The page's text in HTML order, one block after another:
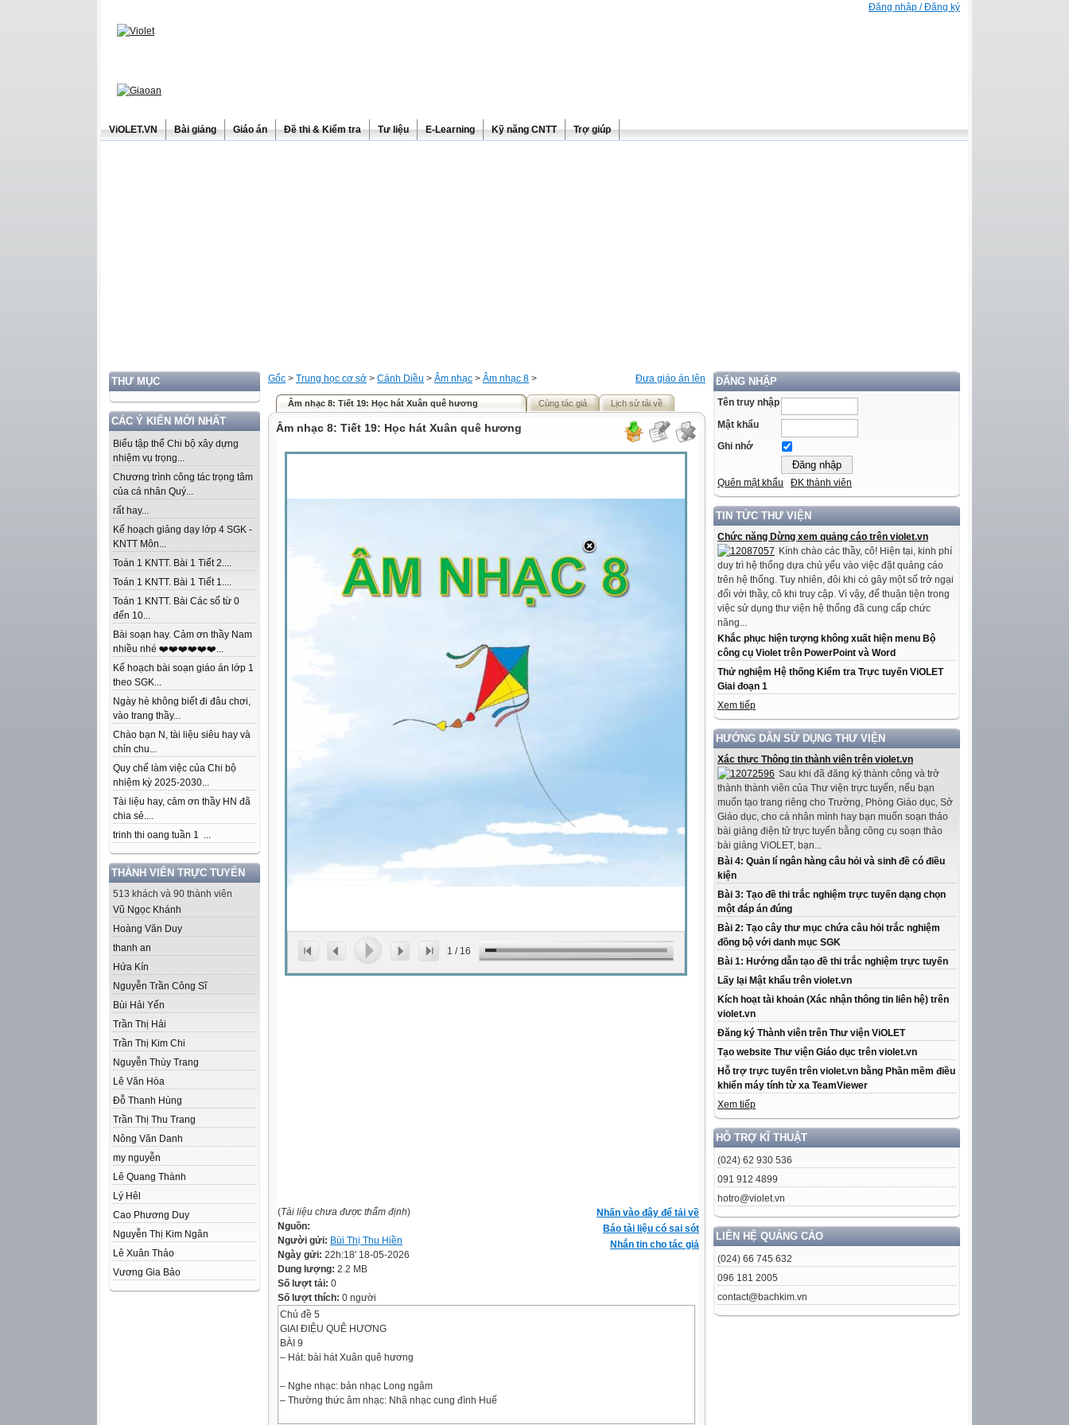
Đăng nhập / Đăng ký
ViOLET.VN Bài giảng Giáo án Đề thi & Kiểm tra Tư liệu E-Learning Kỹ năng CNTT Trợ giúp
THƯ MỤC
CÁC Ý KIẾN MỚI NHẤT
Biểu tập thể Chi bộ xây dựng
nhiệm vụ trọng...
Chương trình công tác trọng tâm
của cá nhân Quý...
rất hay...
Kế hoạch giảng dạy lớp 4 SGK -
KNTT Môn...
Toán 1 KNTT. Bài 1 Tiết 2....
Toán 1 KNTT. Bài 1 Tiết 1....
Toán 1 KNTT. Bài Các số từ 0
đến 10...
Bài soạn hay. Cảm ơn thầy Nam
nhiều nhé ❤️❤️❤️❤️❤️❤️...
Kế hoạch bài soạn giáo án lớp 1
theo SGK...
Ngày hè không biết đi đâu chơi,
vào trang thầy...
Chào bạn N, tài liệu siêu hay và
chỉn chu...
Quy chế làm việc của Chi bộ
nhiệm kỳ 2025-2030...
Tài liệu hay, cảm ơn thầy HN đã
chia sẻ....
trinh thi oang tuần 1 ...
THÀNH VIÊN TRỰC TUYẾN
513 khách và 90 thành viên
Vũ Ngọc Khánh
Hoàng Văn Duy
thanh an
Hứa Kín
Nguyễn Trần Công Sĩ
Bùi Hải Yến
Trần Thị Hải
Trần Thị Kim Chi
Nguyễn Thùy Trang
Lê Văn Hòa
Đỗ Thanh Hùng
Trần Thị Thu Trang
Nông Văn Danh
my nguyễn
Lê Quang Thành
Lý Hêl
Cao Phương Duy
Nguyễn Thị Kim Ngân
Lê Xuân Thảo
Vương Gia Bảo
ĐĂNG NHẬP
Tên truy nhập
Mật khẩu
Ghi nhớ
Quên mật khẩu ĐK thành viên
TIN TỨC THƯ VIỆN
Chức năng Dừng xem quảng cáo trên violet.vn
Kính chào các thầy, cô! Hiện tại, kinh phí
duy trì hệ thống dựa chủ yếu vào việc đặt quảng cáo
trên hệ thống. Tuy nhiên, đôi khi có gây một số trở ngại
đối với thầy, cô khi truy cập. Vì vậy, để thuận tiện trong
việc sử dụng thư viện hệ thống đã cung cấp chức
năng...
Khắc phục hiện tượng không xuất hiện menu Bộ
công cụ Violet trên PowerPoint và Word
Thử nghiệm Hệ thống Kiểm tra Trực tuyến ViOLET
Giai đoạn 1
Xem tiếp
HƯỚNG DẪN SỬ DỤNG THƯ VIỆN
Xác thực Thông tin thành viên trên violet.vn
Sau khi đã đăng ký thành công và trở
thành thành viên của Thư viện trực tuyến, nếu bạn
muốn tạo trang riêng cho Trường, Phòng Giáo dục, Sở
Giáo dục, cho cá nhân mình hay bạn muốn soạn thảo
bài giảng điện tử trực tuyến bằng công cụ soạn thảo
bài giảng ViOLET, bạn...
Bài 4: Quản lí ngân hàng câu hỏi và sinh đề có điều
kiện
Bài 3: Tạo đề thi trắc nghiệm trực tuyến dạng chọn
một đáp án đúng
Bài 2: Tạo cây thư mục chứa câu hỏi trắc nghiệm
đồng bộ với danh mục SGK
Bài 1: Hướng dẫn tạo đề thi trắc nghiệm trực tuyến
Lấy lại Mật khẩu trên violet.vn
Kích hoạt tài khoản (Xác nhận thông tin liên hệ) trên
violet.vn
Đăng ký Thành viên trên Thư viện ViOLET
Tạo website Thư viện Giáo dục trên violet.vn
Hỗ trợ trực tuyến trên violet.vn bằng Phần mềm điều
khiển máy tính từ xa TeamViewer
Xem tiếp
HỖ TRỢ KĨ THUẬT
(024) 62 930 536
091 912 4899
hotro@violet.vn
LIÊN HỆ QUẢNG CÁO
(024) 66 745 632
096 181 2005
contact@bachkim.vn
Đưa giáo án lên
Gốc > Trung học cơ sở > Cánh Diều > Âm nhạc > Âm nhạc 8 >
Âm nhạc 8: Tiết 19: Học hát Xuân quê hương Cùng tác giả Lịch sử tải về
Âm nhạc 8: Tiết 19: Học hát Xuân quê hương
1 / 16
Nhấn vào đây để tải về
Báo tài liệu có sai sót
Nhắn tin cho tác giả
(Tài liệu chưa được thẩm định)
Nguồn:
Người gửi: Bùi Thị Thu Hiền
Ngày gửi: 22h:18' 18-05-2026
Dung lượng: 2.2 MB
Số lượt tải: 0
Số lượt thích: 0 người
Chủ đề 5
GIAI ĐIỆU QUÊ HƯƠNG
BÀI 9
– Hát: bài hát Xuân quê hương
– Nghe nhạc: bản nhạc Long ngâm
– Thường thức âm nhạc: Nhã nhạc cung đình Huế